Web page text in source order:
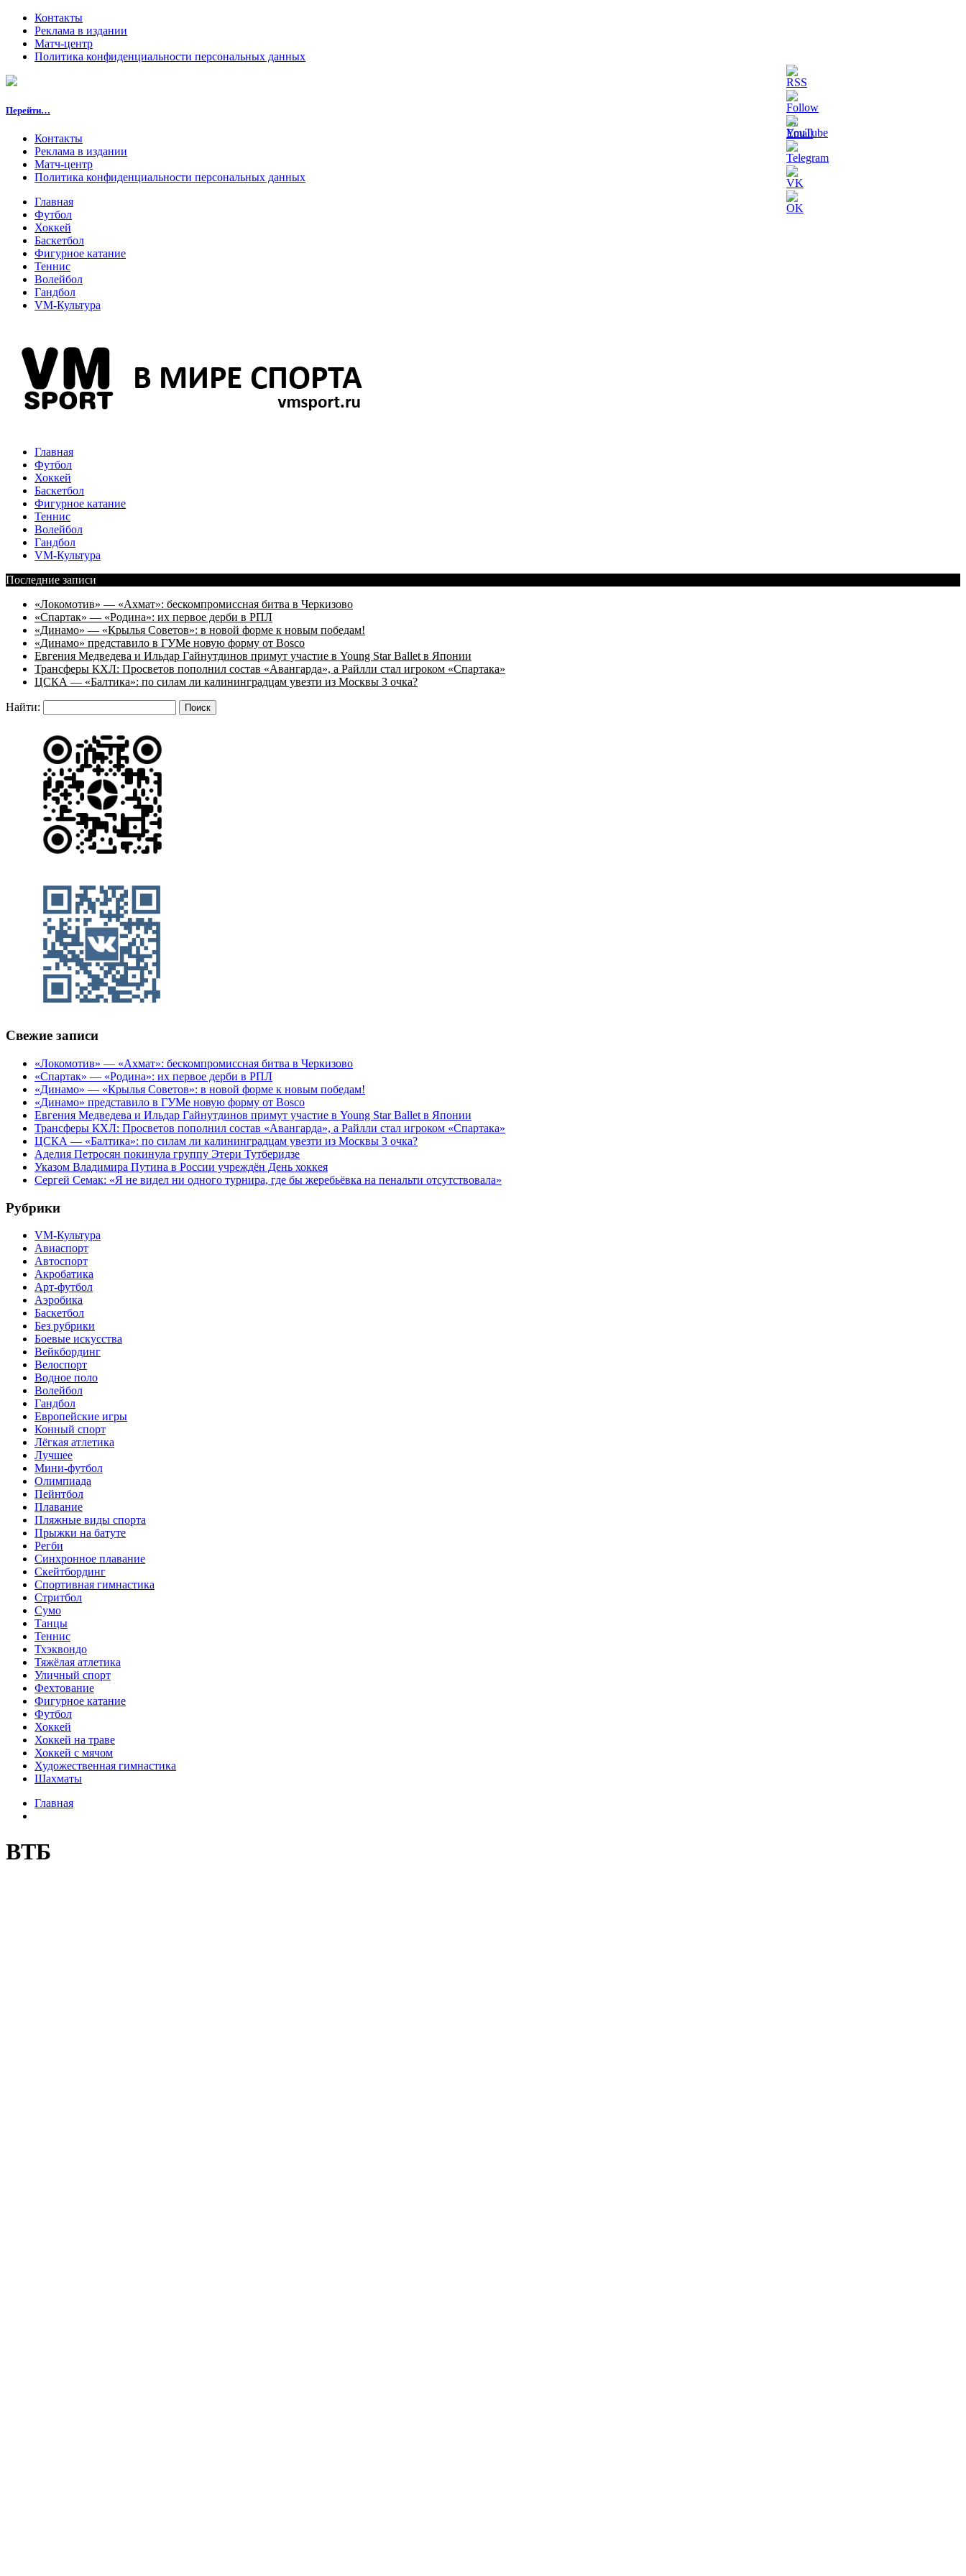
Контакты
Реклама в издании
Матч-центр
Политика конфиденциальности персональных данных
Перейти…
Контакты
Реклама в издании
Матч-центр
Политика конфиденциальности персональных данных
Главная
Футбол
Хоккей
Баскетбол
Фигурное катание
Теннис
Волейбол
Гандбол
VM-Культура
Главная
Футбол
Хоккей
Баскетбол
Фигурное катание
Теннис
Волейбол
Гандбол
VM-Культура
Последние записи
«Локомотив» — «Ахмат»: бескомпромиссная битва в Черкизово
«Спартак» — «Родина»: их первое дерби в РПЛ
«Динамо» — «Крылья Советов»: в новой форме к новым победам!
«Динамо» представило в ГУМе новую форму от Bosco
Евгения Медведева и Ильдар Гайнутдинов примут участие в Young Star Ballet в Японии
Трансферы КХЛ: Просветов пополнил состав «Авангарда», а Райлли стал игроком «Спартака»
ЦСКА — «Балтика»: по силам ли калининградцам увезти из Москвы 3 очка?
Найти:
Свежие записи
«Локомотив» — «Ахмат»: бескомпромиссная битва в Черкизово
«Спартак» — «Родина»: их первое дерби в РПЛ
«Динамо» — «Крылья Советов»: в новой форме к новым победам!
«Динамо» представило в ГУМе новую форму от Bosco
Евгения Медведева и Ильдар Гайнутдинов примут участие в Young Star Ballet в Японии
Трансферы КХЛ: Просветов пополнил состав «Авангарда», а Райлли стал игроком «Спартака»
ЦСКА — «Балтика»: по силам ли калининградцам увезти из Москвы 3 очка?
Аделия Петросян покинула группу Этери Тутберидзе
Указом Владимира Путина в России учреждён День хоккея
Сергей Семак: «Я не видел ни одного турнира, где бы жеребьёвка на пенальти отсутствовала»
Рубрики
VM-Культура
Авиаспорт
Автоспорт
Акробатика
Арт-футбол
Аэробика
Баскетбол
Без рубрики
Боевые искусства
Вейкбординг
Велоспорт
Водное поло
Волейбол
Гандбол
Европейские игры
Конный спорт
Лёгкая атлетика
Лучшее
Мини-футбол
Олимпиада
Пейнтбол
Плавание
Пляжные виды спорта
Прыжки на батуте
Регби
Синхронное плавание
Скейтбординг
Спортивная гимнастика
Стритбол
Сумо
Танцы
Теннис
Тхэквондо
Тяжёлая атлетика
Уличный спорт
Фехтование
Фигурное катание
Футбол
Хоккей
Хоккей на траве
Хоккей с мячом
Художественная гимнастика
Шахматы
Главная
ВТБ